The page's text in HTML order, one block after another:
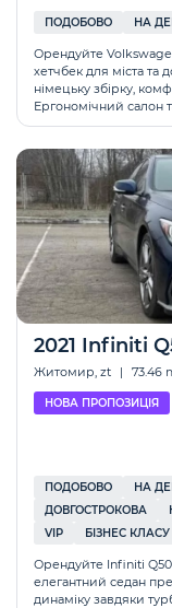
ПОДОБОВО НА
Орендуйте
хетчбек для міста та
німецьку збірку,
Ергономічний салон
2021 Infiniti
Житомир, zt | 73.46
НОВА ПРОПОЗИЦІЯ
ПОДОБОВО НА
ДОВГОСТРОКОВА
VIP
БІЗНЕС КЛАСУ
Орендуйте Infiniti
елегантний седан
динаміку завдяки